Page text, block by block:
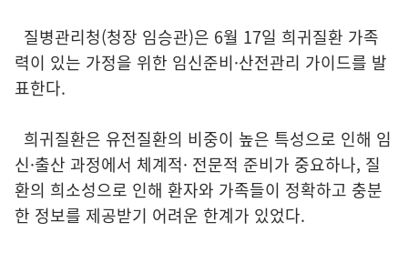
질병관리청(청장 임승관)은 6월 17일 희귀질환 가족
력이 있는 가정을 위한 임신준비·산전관리 가이드를 발
표한다.
희귀질환은 유전질환의 비중이 높은 특성으로 인해 임
신·출산 과정에서 체계적· 전문적 준비가 중요하나, 질
환의 희소성으로 인해 환자와 가족들이 정확하고 충분
한 정보를 제공받기 어려운 한계가 있었다.